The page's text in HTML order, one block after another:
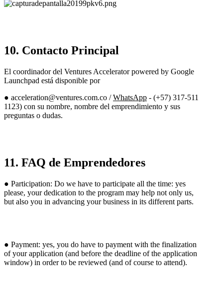
10. Contacto Principal
El coordinador del Ventures Accelerator powered by Google
Launchpad está disponible por
● acceleration@ventures.com.co /WhatsApp - (+57) 317-511
1123) con su nombre, nombre del emprendimiento y sus
preguntas o dudas.
11. FAQ de Emprendedores
● Participation: Do we have to participate all the time: yes
please, your dedication to the program may help not only us,
but also you in advancing your business in its different parts.
● Payment: yes, you do have to payment with the finalization
of your application (and before the deadline of the application
window) in order to be reviewed (and of course to attend).